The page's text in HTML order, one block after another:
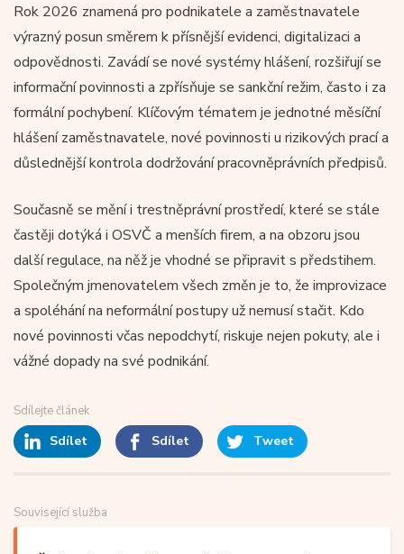
Rok 2026 znamená pro podnikatele a zaměstnavatele
výrazný posun směrem k přísnější evidenci, digitalizaci a
odpovědnosti. Zavádí se nové systémy hlášení, rozšiřují se
informační povinnosti a zpřísňuje se sankční režim, často i za
formální pochybení. Klíčovým tématem je jednotné měsíční
hlášení zaměstnavatele, nové povinnosti u rizikových prací a
důslednější kontrola dodržování pracovněprávních předpisů.
Současně se mění i trestněprávní prostředí, které se stále
častěji dotýká i OSVČ a menších firem, a na obzoru jsou
další regulace, na něž je vhodné se připravit s předstihem.
Společným jmenovatelem všech změn je to, že improvizace
a spoléhání na neformální postupy už nemusí stačit. Kdo
nové povinnosti včas nepodchytí, riskuje nejen pokuty, ale i
vážné dopady na své podnikání.
Sdílejte článek
Sdílet Sdílet Tweet
Související služba